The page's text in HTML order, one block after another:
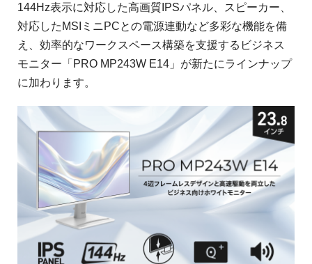
144Hz表示に対応した高画質IPSパネル、スピーカー、
対応したMSIミニPCとの電源連動など多彩な機能を備
え、効率的なワークスペース構築を支援するビジネス
モニター「PRO MP243W E14」が新たにラインナップ
に加わります。